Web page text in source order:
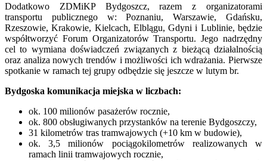
Dodatkowo ZDMiKP Bydgoszcz, razem z organizatorami
transportu publicznego w: Poznaniu, Warszawie, Gdańsku,
Rzeszowie, Krakowie, Kielcach, Elblągu, Gdyni i Lublinie, będzie
współtworzyć Forum Organizatorów Transportu. Jego nadrzędny
cel to wymiana doświadczeń związanych z bieżącą działalnością
oraz analiza nowych trendów i możliwości ich wdrażania. Pierwsze
spotkanie w ramach tej grupy odbędzie się jeszcze w lutym br.
Bydgoska komunikacja miejska w liczbach:
ok. 100 milionów pasażerów rocznie,
ok. 800 obsługiwanych przystanków na terenie Bydgoszczy,
31 kilometrów tras tramwajowych (+10 km w budowie),
ok. 3,5 milionów pociągokilometrów realizowanych w
ramach linii tramwajowych rocznie,